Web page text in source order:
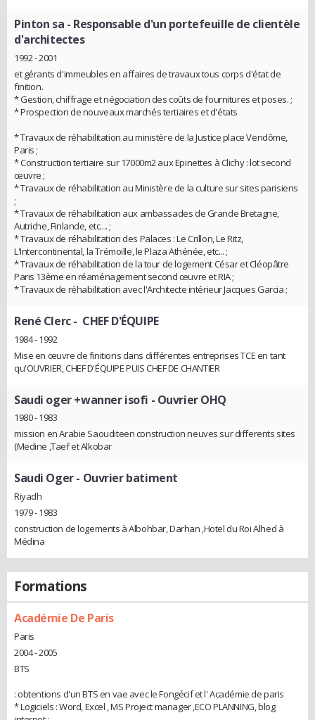
Pinton sa - Responsable d'un portefeuille de clientèle
d'architectes
1992 - 2001
et gérants d'immeubles en affaires de travaux tous corps d'état de
finition.
* Gestion, chiffrage et négociation des coûts de fournitures et poses. ;
* Prospection de nouveaux marchés tertiaires et d'états
* Travaux de réhabilitation au ministère de la Justice place Vendôme,
Paris ;
* Construction tertiaire sur 17000m2 aux Epinettes à Clichy : lot second
œuvre ;
* Travaux de réhabilitation au Ministère de la culture sur sites parisiens
;
* Travaux de réhabilitation aux ambassades de Grande Bretagne,
Autriche, Finlande, etc.... ;
* Travaux de réhabilitation des Palaces : Le Crillon, Le Ritz,
L'Intercontinental, la Trémoille, le Plaza Athénée, etc... ;
* Travaux de réhabilitation de la tour de logement César et Cléopâtre
Paris 13ème en réaménagement second œuvre et RIA ;
* Travaux de réhabilitation avec l'Architecte intérieur Jacques Garcia ;
René Clerc- CHEF D'ÉQUIPE
1984 - 1992
Mise en œuvre de finitions dans différentes entreprises TCE en tant
qu'OUVRIER, CHEF D'ÉQUIPE PUIS CHEF DE CHANTIER
Saudi oger +wanner isofi - Ouvrier OHQ
1980 - 1983
mission en Arabie Saouditeen construction neuves sur differents sites
(Medine ,Taef et Alkobar
Saudi Oger- Ouvrier batiment
Riyadh
1979 - 1983
construction de logements à Albohbar, Darhan ,Hotel du Roi Alhed à
Médina
Formations
Académie De Paris
Paris
2004 - 2005
BTS
: obtentions d'un BTS en vae avec le Fongécif et l' Académie de paris
* Logiciels : Word, Excel , MS Project manager ,ECO PLANNING, blog